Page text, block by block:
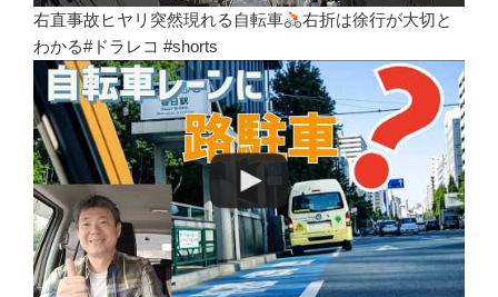
右直事故ヒヤリ突然現れる自転車
右折は徐行が大切と
わかる#ドラレコ #shorts